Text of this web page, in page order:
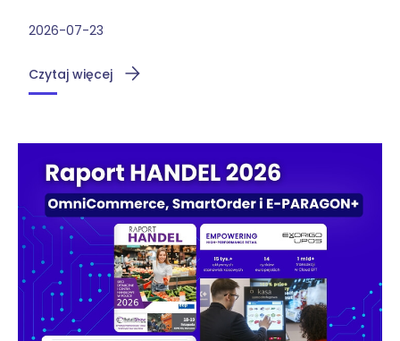
2026-07-23
Czytaj więcej